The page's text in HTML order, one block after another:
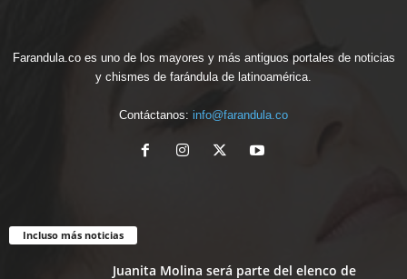
Farandula.co es uno de los mayores y más antiguos portales de noticias
y chismes de farándula de latinoamérica.
Contáctanos: info@farandula.co
Incluso más noticias
Juanita Molina será parte del elenco de